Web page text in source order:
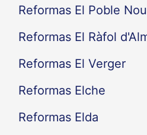
Reformas El Poble
Reformas El Ràfol
Reformas El Verger
Reformas Elche
Reformas Elda